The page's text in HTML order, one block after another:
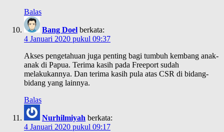
Balas
Bang Doel berkata:
4 Januari 2020 pukul 09:37
Akses pengetahuan juga penting bagi tumbuh kembang anak-
anak di Papua. Terima kasih pada Freeport sudah
melakukannya. Dan terima kasih pula atas CSR di bidang-
bidang yang lainnya.
Balas
Nurhilmiyah berkata:
4 Januari 2020 pukul 09:17